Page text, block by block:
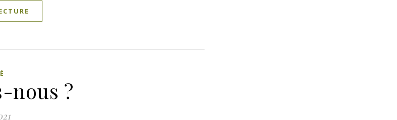
nous ?